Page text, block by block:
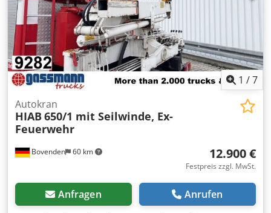
1 /7
Bovenden 60 km
Autokran
HIAB 650/1 mit Seilwinde, Ex-
Feuerwehr
12.900 €
Festpreis zzgl. MwSt.
Anfragen Anrufen